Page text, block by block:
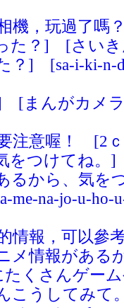
機，玩過了
た？] [さい
？] [sa-i-ki-n-
[まんがカメ
注意喔！ [2
をつけてね
るから、気
me-na-jo-u-ho-
情報，可以
メ情報がある
くさんゲー
こうしてみて